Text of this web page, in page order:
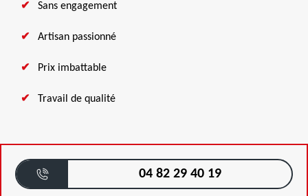
Sans engagement
Artisan passionné
Prix imbattable
Travail de qualité
04 82 29 40 19